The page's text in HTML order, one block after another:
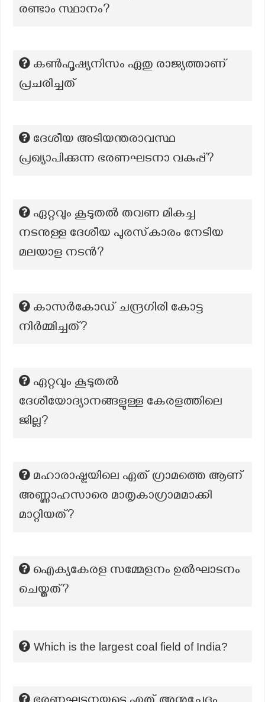
രണ്ടാം സ്ഥാനം?
കൺഫൂഷ്യനിസം ഏതു രാജ്യത്താണ്
പ്രചരിച്ചത്
ദേശീയ അടിയന്തരാവസ്ഥ
പ്രഖ്യാപിക്കുന്ന ഭരണഘടനാ വകുപ്പ്?
ഏറ്റവും കൂടുതൽ തവണ മികച്ച
നടനുള്ള ദേശീയ പുരസ്‌കാരം നേടിയ
മലയാള നടൻ?
കാസർകോഡ് ചന്ദ്രഗിരി കോട്ട
നിർമ്മിച്ചത്?
ഏറ്റവും കൂടുതല്‍
ദേശീയോദ്യാനങ്ങളുള്ള കേരളത്തിലെ
ജില്ല?
മഹാരാഷ്ട്രയിലെ ഏത് ഗ്രാമത്തെ ആണ്
അണ്ണാഹസാരെ മാതൃകാഗ്രാമമാക്കി
മാറ്റിയത്?
ഐക്യകേരള സമ്മേളനം ഉൽഘാടനം
ചെയ്തത്?
Which is the largest coal field of India?